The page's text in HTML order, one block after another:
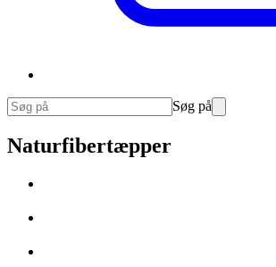
Søg på
Naturfibertæpper